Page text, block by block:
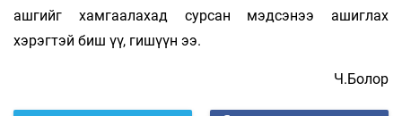
ашгийг хамгаалахад сурсан мэдсэнээ ашиглах
хэрэгтэй биш үү, гишүүн ээ.
Ч.Болор